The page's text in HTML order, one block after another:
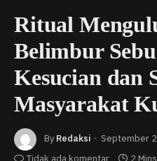
Ritual
Belimbur
Kesucian dan
Masyarakat
By Redaksi
September
Tidak ada komentar
2